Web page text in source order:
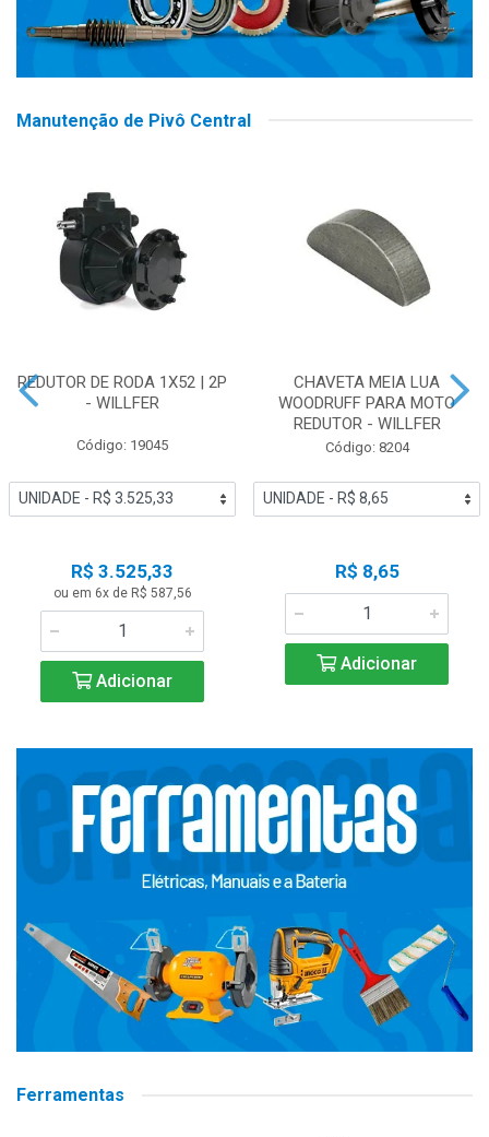
Manutenção de Pivô Central
REDUTOR DE RODA 1X52 | 2P
- WILLFER
Código: 19045
R$ 3.525,33
ou em 6x de R$ 587,56
Adicionar
CHAVETA MEIA LUA
WOODRUFF PARA MOTO
REDUTOR - WILLFER
Código: 8204
R$ 8,65
Adicionar
Ferramentas